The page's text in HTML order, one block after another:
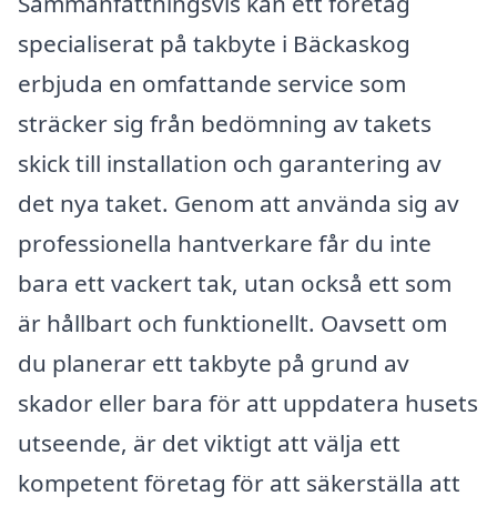
specialiserat på takbyte i Bäckaskog
erbjuda en omfattande service som
sträcker sig från bedömning av takets
skick till installation och garantering av
det nya taket. Genom att använda sig av
professionella hantverkare får du inte
bara ett vackert tak, utan också ett som
är hållbart och funktionellt. Oavsett om
du planerar ett takbyte på grund av
skador eller bara för att uppdatera husets
utseende, är det viktigt att välja ett
kompetent företag för att säkerställa att